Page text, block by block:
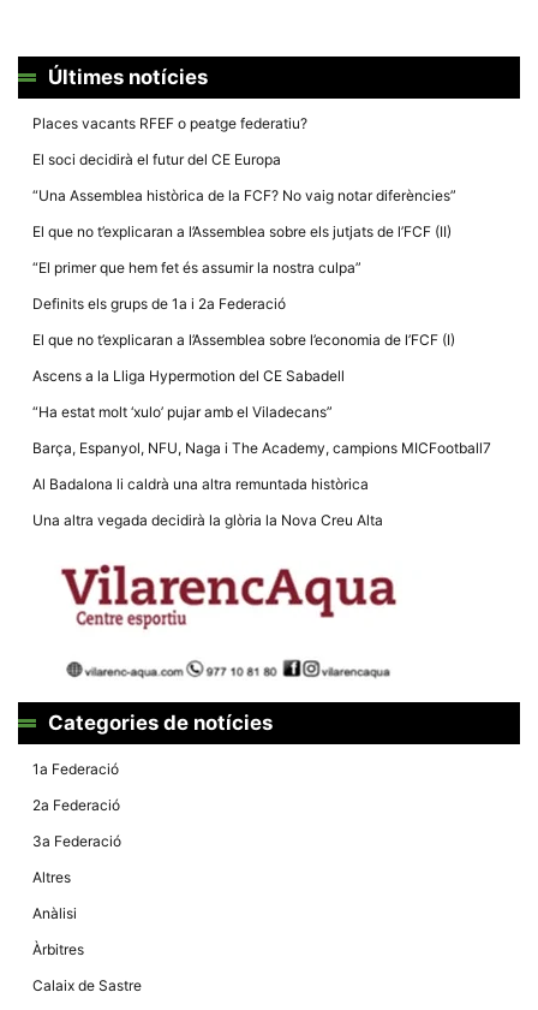
Últimes notícies
Places vacants RFEF o peatge federatiu?
El soci decidirà el futur del CE Europa
“Una Assemblea històrica de la FCF? No vaig notar diferències”
El que no t’explicaran a l’Assemblea sobre els jutjats de l’FCF (II)
“El primer que hem fet és assumir la nostra culpa”
Definits els grups de 1a i 2a Federació
El que no t’explicaran a l’Assemblea sobre l’economia de l’FCF (I)
Ascens a la Lliga Hypermotion del CE Sabadell
“Ha estat molt ‘xulo’ pujar amb el Viladecans”
Barça, Espanyol, NFU, Naga i The Academy, campions MICFootball7
Al Badalona li caldrà una altra remuntada històrica
Una altra vegada decidirà la glòria la Nova Creu Alta
Categories de notícies
1a Federació
2a Federació
3a Federació
Altres
Anàlisi
Àrbitres
Calaix de Sastre